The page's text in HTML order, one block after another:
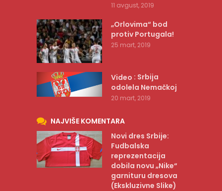
11 avgust, 2019
„Orlovima“ bod
protiv Portugala!
25 mart, 2019
Video : Srbija
odolela Nemačkoj
20 mart, 2019
NAJVIŠE KOMENTARA
Novi dres Srbije:
Fudbalska
reprezentacija
dobila novu „Nike“
garnituru dresova
(Ekskluzivne Slike)